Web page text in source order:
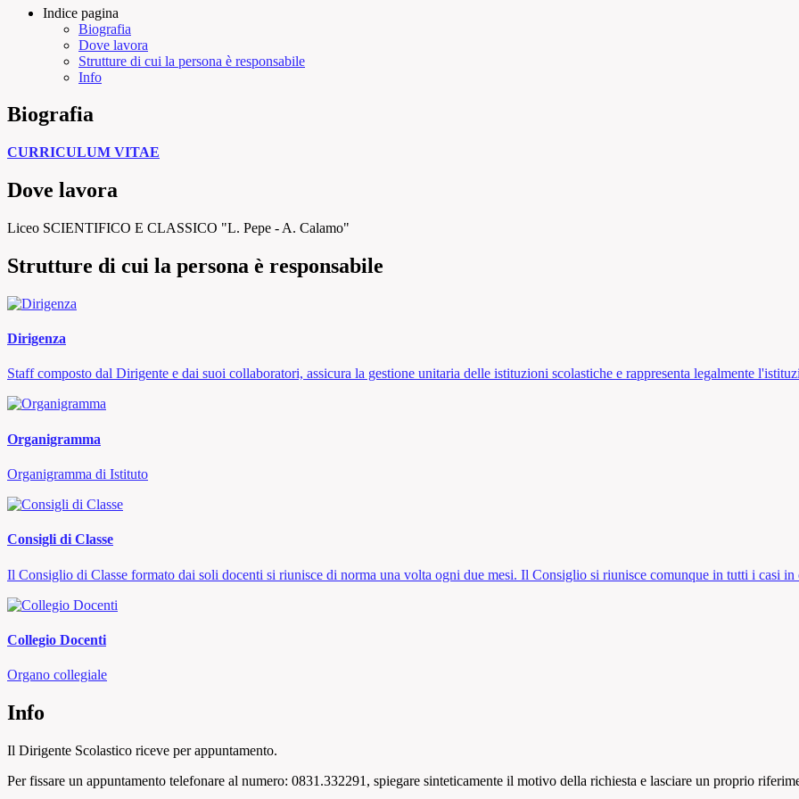
Indice pagina
Biografia
Dove lavora
Strutture di cui la persona è responsabile
Info
Biografia
CURRICULUM VITAE
Dove lavora
Liceo SCIENTIFICO E CLASSICO "L. Pepe - A. Calamo"
Strutture di cui la persona è responsabile
Dirigenza
Staff composto dal Dirigente e dai suoi collaboratori, assicura la gestione unitaria delle istituzioni scolastiche e rappresenta legalmente
Organigramma
Organigramma di Istituto
Consigli di Classe
Il Consiglio di Classe formato dai soli docenti si riunisce di norma una volta ogni due mesi. Il Consiglio si riunisce comunque in tutti i casi
Collegio Docenti
Organo collegiale
Info
Il Dirigente Scolastico riceve per appuntamento.
Per fissare un appuntamento telefonare al numero: 0831.332291, spiegare sinteticamente il motivo della richiesta e lasciare un proprio